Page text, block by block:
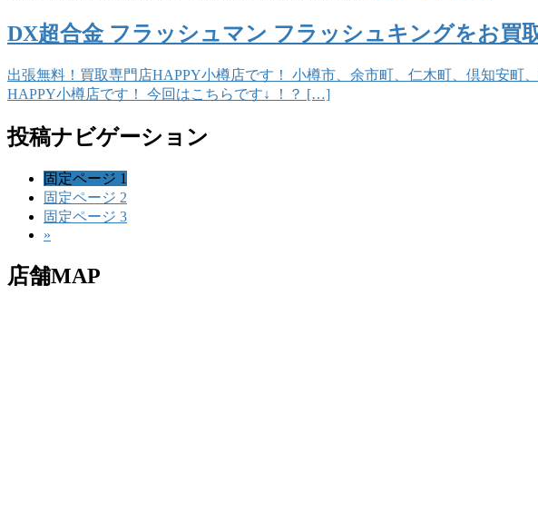
DX超合金 フラッシュマン フラッシュキングをお買
出張無料！買取専門店HAPPY小樽店です！ 小樽市、余市町、仁木町、倶知安
HAPPY小樽店です！ 今回はこちらです↓ ！？ […]
投稿ナビゲーション
固定ページ 1
固定ページ 2
固定ページ 3
»
店舗MAP